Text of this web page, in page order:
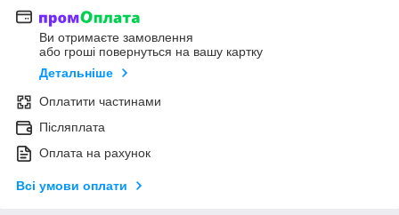
Ви отримаєте замовлення
або гроші повернуться на вашу картку
Детальніше
Оплатити частинами
Післяплата
Оплата на рахунок
Всі умови оплати